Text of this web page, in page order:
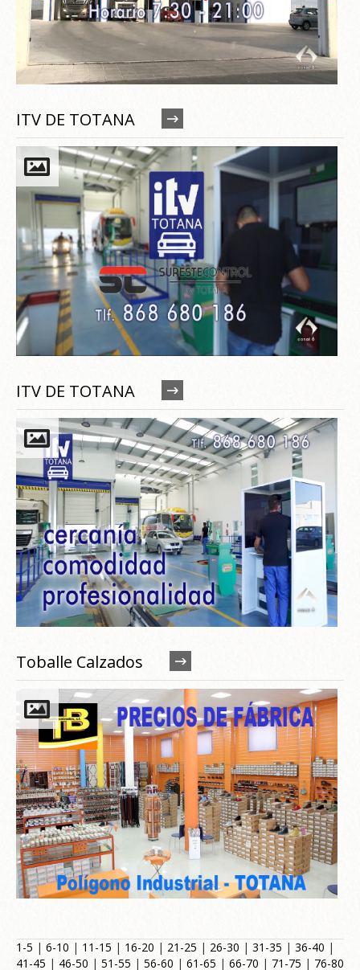
ITV DE TOTANA
ITV DE TOTANA
Toballe Calzados
1-5 | 6-10 | 11-15 | 16-20 | 21-25 | 26-30 | 31-35 | 36-40 |
41-45 | 46-50 | 51-55 | 56-60 | 61-65 | 66-70 | 71-75 | 76-80